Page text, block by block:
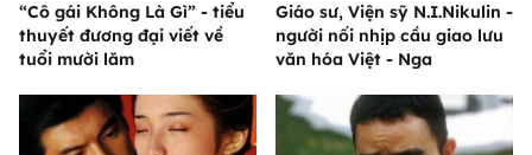
“Cô gái Không Là Gì” - tiểu
thuyết đương đại viết về
tuổi mười lăm
Giáo sư, Viện sỹ N.I.Nikulin -
người nối nhịp cầu giao lưu
văn hóa Việt - Nga